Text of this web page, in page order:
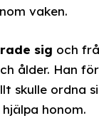
vaken.
sig och
ålder. Han
skulle ordna
honom.